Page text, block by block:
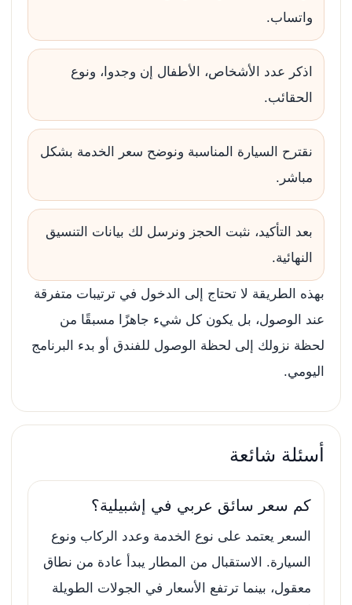
واتساب.
اذكر عدد الأشخاص، الأطفال إن وجدوا، ونوع
الحقائب.
نقترح السيارة المناسبة ونوضح سعر الخدمة بشكل
مباشر.
بعد التأكيد، نثبت الحجز ونرسل لك بيانات التنسيق
النهائية.
بهذه الطريقة لا تحتاج إلى الدخول في ترتيبات متفرقة
عند الوصول، بل يكون كل شيء جاهزًا مسبقًا من
لحظة نزولك إلى لحظة الوصول للفندق أو بدء البرنامج
اليومي.
أسئلة شائعة
كم سعر سائق عربي في إشبيلية؟
السعر يعتمد على نوع الخدمة وعدد الركاب ونوع
السيارة. الاستقبال من المطار يبدأ عادة من نطاق
معقول، بينما ترتفع الأسعار في الجولات الطويلة